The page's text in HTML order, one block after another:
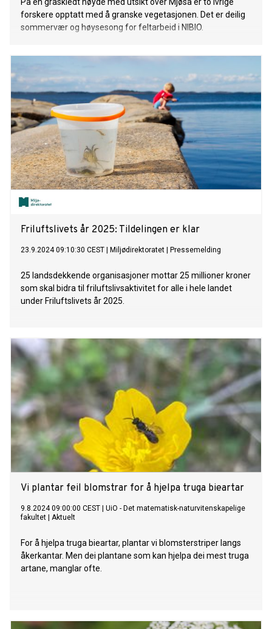
På en graskledt høyde med utsikt over Mjøsa er to ivrige
forskere opptatt med å granske vegetasjonen. Det er deilig
sommervær og høysesong for feltarbeid i NIBIO.
Friluftslivets år 2025: Tildelingen er klar
23.9.2024 09:10:30 CEST Miljødirektoratet Pressemelding
25 landsdekkende organisasjoner mottar 25 millioner kroner
som skal bidra til friluftslivsaktivitet for alle i hele landet
under Friluftslivets år 2025.
Vi plantar feil blomstrar for å hjelpa truga bieartar
9.8.2024 09:00:00 CEST
UiO - Det matematisk-naturvitenskapelige
fakultet
Aktuelt
For å hjelpa truga bieartar, plantar vi blomsterstriper langs
åkerkantar. Men dei plantane som kan hjelpa dei mest truga
artane, manglar ofte.